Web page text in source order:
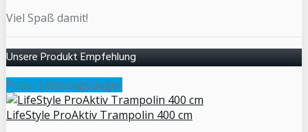
Viel Spaß damit!
Unsere Produkt Empfehlung
Preis- Leistungssieger
LifeStyle ProAktiv Trampolin 400 cm